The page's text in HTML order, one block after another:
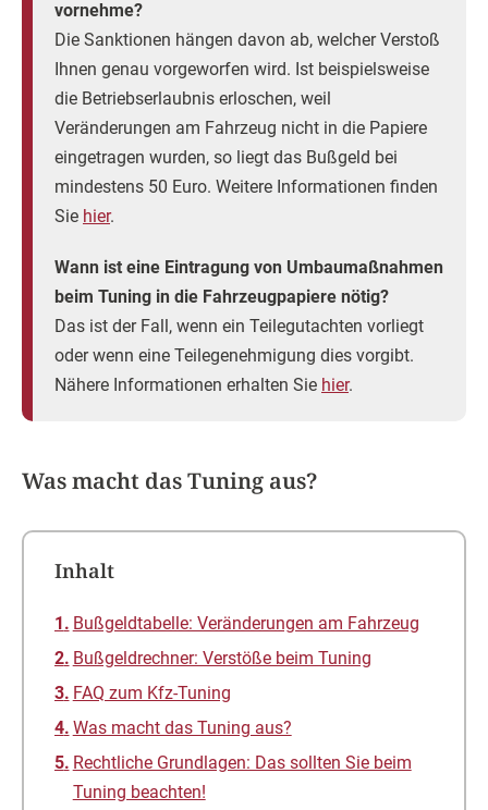
vornehme?
Die Sanktionen hängen davon ab, welcher Verstoß
Ihnen genau vorgeworfen wird. Ist beispielsweise
die Betriebserlaubnis erloschen, weil
Veränderungen am Fahrzeug nicht in die Papiere
eingetragen wurden, so liegt das Bußgeld bei
mindestens 50 Euro. Weitere Informationen finden
Sie hier.
Wann ist eine Eintragung von Umbaumaßnahmen
beim Tuning in die Fahrzeugpapiere nötig?
Das ist der Fall, wenn ein Teilegutachten vorliegt
oder wenn eine Teilegenehmigung dies vorgibt.
Nähere Informationen erhalten Sie hier.
Was macht das Tuning aus?
Inhalt
Bußgeldtabelle: Veränderungen am Fahrzeug
Bußgeldrechner: Verstöße beim Tuning
FAQ zum Kfz-Tuning
Was macht das Tuning aus?
Rechtliche Grundlagen: Das sollten Sie beim
Tuning beachten!